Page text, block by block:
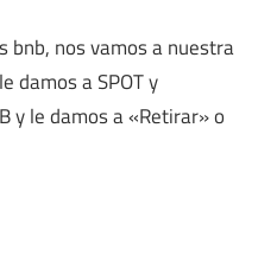
bnb, nos vamos a nuestra
damos a SPOT y
y le damos a «Retirar» o